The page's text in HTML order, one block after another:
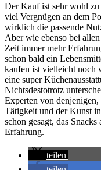
Der Kauf ist sehr wohl
viel Vergnügen an dem
wirklich die passende
Aber wie ebenso bei
Zeit immer mehr
schon bald ein
kaufen ist vielleicht noch
eine super
Nichtsdestotrotz
Experten von
Tätigkeit und der Kunst
schon gesagt, das
Erfahrung.
teilen